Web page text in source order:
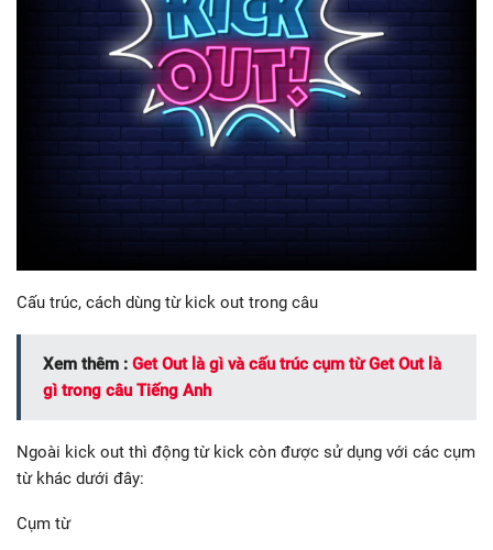
Cấu trúc, cách dùng từ kick out trong câu
Xem thêm : Get Out là gì và cấu trúc cụm từ Get Out là
gì trong câu Tiếng Anh
Ngoài kick out thì động từ kick còn được sử dụng với các cụm
từ khác dưới đây:
Cụm từ